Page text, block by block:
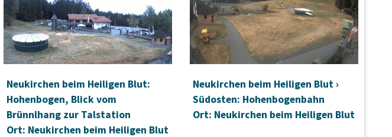
Neukirchen beim Heiligen Blut:
Hohenbogen, Blick vom
Brünnlhang zur Talstation
Ort: Neukirchen beim Heiligen Blut
Neukirchen beim Heiligen Blut ›
Südosten: Hohenbogenbahn
Ort: Neukirchen beim Heiligen Blut